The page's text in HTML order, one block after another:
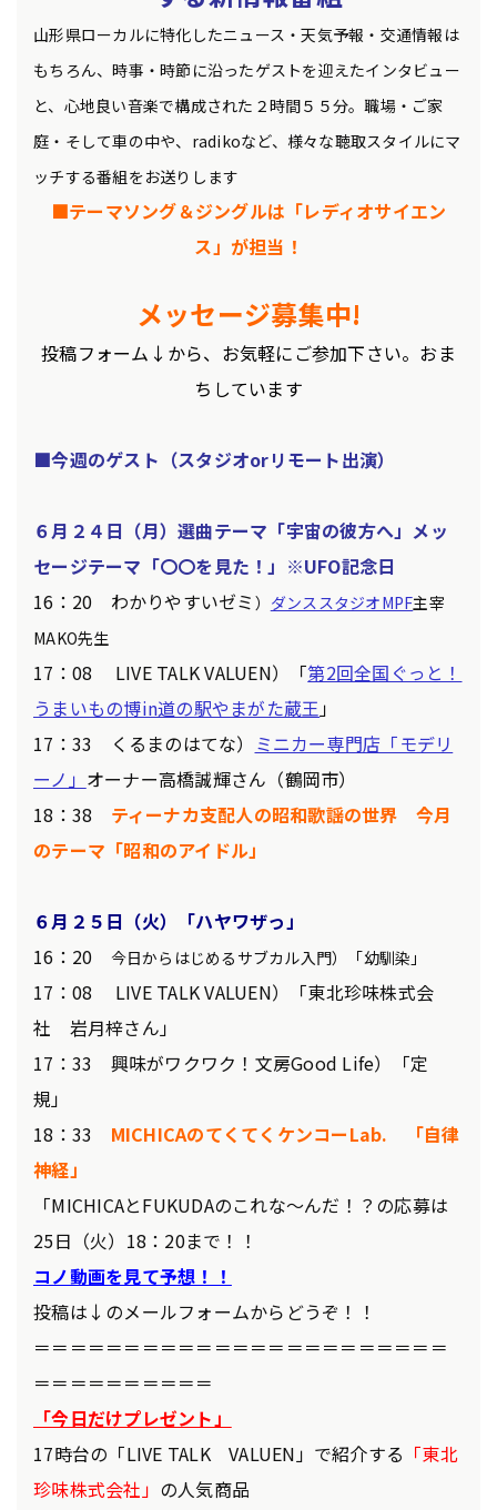
山形県ローカルに特化したニュース・天気予報・交通情報は
もちろん、時事・時節に沿ったゲストを迎えたインタビュー
と、心地良い音楽で構成された２時間５５分。職場・ご家
庭・そして車の中や、radikoなど、様々な聴取スタイルにマ
ッチする番組をお送りします
■テーマソング＆ジングルは「レディオサイエン
ス」が担当！
メッセージ募集中!
投稿フォーム↓から、お気軽にご参加下さい。おま
ちしています
■今週のゲスト（スタジオorリモート出演）
６月２４日 （月）選曲テーマ「宇宙の彼方へ」メッ
セージテーマ「〇〇を見た！」※UFO記念日
16：20 わかりやすいゼミ ） ダンススタジオMPF主宰
MAKO先生
17：08 LIVE TALK VALUEN）「第2回全国ぐっと！
うまいもの博in道の駅やまがた蔵王」
17：33 くるまのはてな） ミニカー専門店「モデリ
ーノ」 オーナー高橋誠輝さん（鶴岡市）
18：38 ティーナカ支配人の昭和歌謡の世界 今月
のテーマ「昭和のアイドル」
６月２５ 日（火）「ハヤワザっ」
16：20
今日からはじめるサブカル入門）「幼馴染」
17：08 LIVE TALK VALUEN）「東北珍味株式会
社 岩月梓さん」
17：33 興味がワクワク！文房Good Life）「定
規」
18：33 MICHICAのてくてくケンコーLab. 「自律
神経」
「MICHICAとFUKUDAのこれな～んだ！？の応募は
25日（火）18：20まで！！
コノ動画を見て予想！！
投稿は↓のメールフォームからどうぞ！！
＝＝＝＝＝＝＝＝＝＝＝＝＝＝＝＝＝＝＝＝＝＝＝
＝＝＝＝＝＝＝＝＝＝
「今日だけプレゼント」
17時台の「LIVE TALK VALUEN」で紹介する 「東北
珍味株式会社」 の人気商品